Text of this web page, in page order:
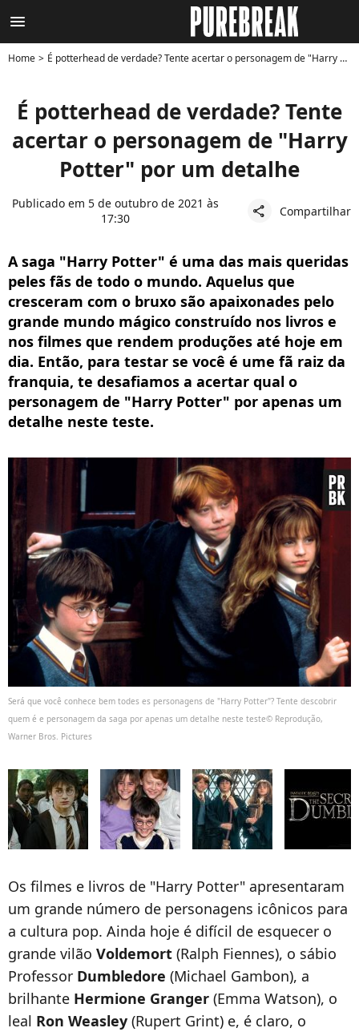
menu
Home É potterhead de verdade? Tente acertar o personagem de "Harry Potter" por um detalhe
É potterhead de verdade? Tente
acertar o personagem de "Harry
Potter" por um detalhe
Publicado em 5 de outubro de 2021 às
17:30
share Compartilhar
A saga "Harry Potter" é uma das mais queridas
peles fãs de todo o mundo. Aquelus que
cresceram com o bruxo são apaixonades pelo
grande mundo mágico construído nos livros e
nos filmes que rendem produções até hoje em
dia. Então, para testar se você é ume fã raiz da
franquia, te desafiamos a acertar qual o
personagem de "Harry Potter" por apenas um
detalhe neste teste.
Será que você conhece bem todes es personagens de "Harry Potter"? Tente descobrir
quem é e personagem da saga por apenas um detalhe neste teste© Reprodução,
Warner Bros. Pictures
Os filmes e livros de "Harry Potter" apresentaram
um grande número de personagens icônicos para
a cultura pop. Ainda hoje é difícil de esquecer o
grande vilão Voldemort (Ralph Fiennes), o sábio
Professor Dumbledore (Michael Gambon), a
brilhante Hermione Granger (Emma Watson), o
leal Ron Weasley (Rupert Grint) e, é claro, o